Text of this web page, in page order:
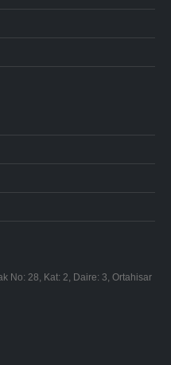
No: 28, Kat: 2, Daire: 3, Ortahisar